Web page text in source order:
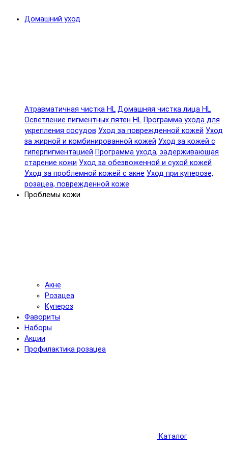
Домашний уход
Атравматичная чистка HL Домашняя чистка лица HL
Осветление пигментных пятен HL Программа ухода для
укрепления сосудов Уход за поврежденной кожей Уход
за жирной и комбинированной кожей Уход за кожей с
гиперпигментацией Программа ухода, задерживающая
старение кожи Уход за обезвоженной и сухой кожей
Уход за проблемной кожей с акне Уход при куперозе,
розацеа, поврежденной коже
Проблемы кожи
Акне
Розацеа
Купероз
Фавориты
Наборы
Акции
Профилактика розацеа
Каталог